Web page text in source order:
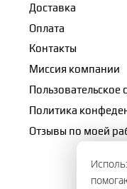
Доставка
Оплата
Контакты
Миссия компании
Пользовательское
Политика
Отзывы по моей